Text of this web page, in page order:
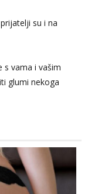
su i na
s vama i vašim
glumi nekoga